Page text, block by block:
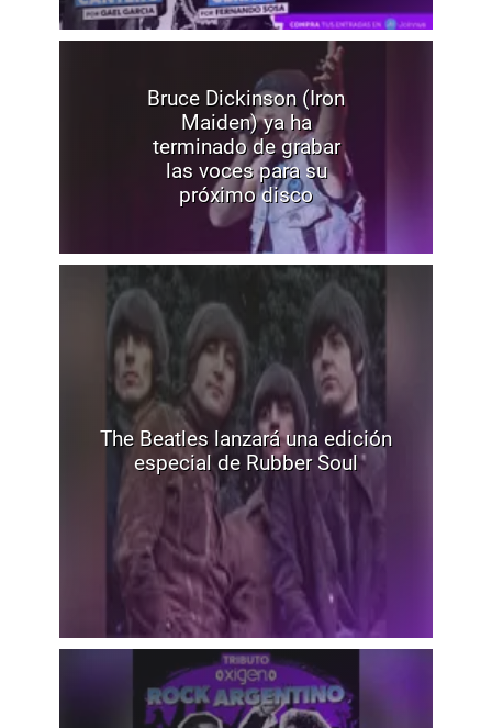
Bruce Dickinson (Iron
Maiden) ya ha
terminado de grabar
las voces para su
próximo disco
The Beatles lanzará una edición
especial de Rubber Soul